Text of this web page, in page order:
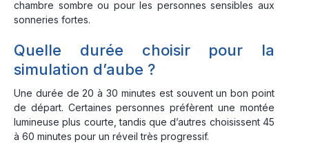
chambre sombre ou pour les personnes sensibles aux
sonneries fortes.
Quelle durée choisir pour la
simulation d’aube ?
Une durée de 20 à 30 minutes est souvent un bon point
de départ. Certaines personnes préfèrent une montée
lumineuse plus courte, tandis que d’autres choisissent 45
à 60 minutes pour un réveil très progressif.